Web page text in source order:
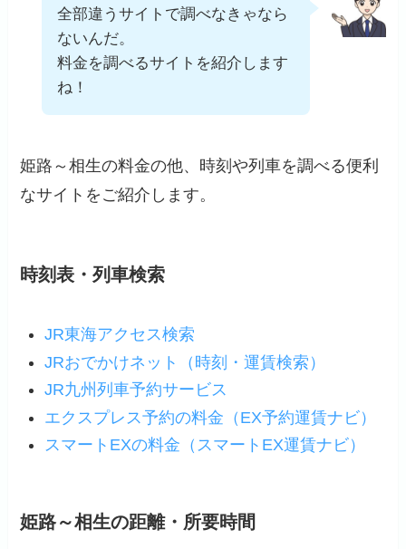
全部違うサイトで調べなきゃなら
ないんだ。
料金を調べるサイトを紹介します
ね！
姫路～相生の料金の他、時刻や列車を調べる便利
なサイトをご紹介します。
時刻表・列車検索
JR東海アクセス検索
JRおでかけネット（時刻・運賃検索）
JR九州列車予約サービス
エクスプレス予約の料金（EX予約運賃ナビ）
スマートEXの料金（スマートEX運賃ナビ）
姫路～相生の距離・所要時間